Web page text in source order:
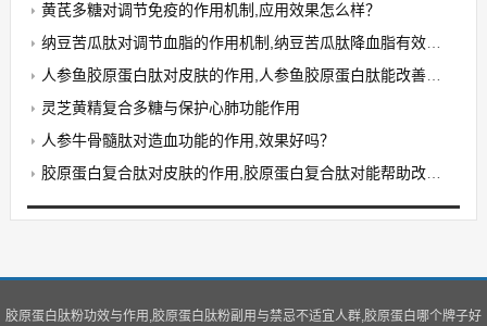
黄芪多糖对调节免疫的作用机制,应用效果怎么样？
纳豆苦瓜肽对调节血脂的作用机制,纳豆苦瓜肽降血脂有效果吗？
人参鱼胶原蛋白肽对皮肤的作用,人参鱼胶原蛋白肽能改善皮肤抗衰老吗？
灵芝黄精复合多糖与保护心肺功能作用
人参牛骨髓肽对造血功能的作用,效果好吗？
胶原蛋白复合肽对皮肤的作用,胶原蛋白复合肽对能帮助改善哪些皮肤问题？
胶原蛋白肽粉功效与作用,胶原蛋白肽粉副用与禁忌不适宜人群,胶原蛋白哪个牌子好